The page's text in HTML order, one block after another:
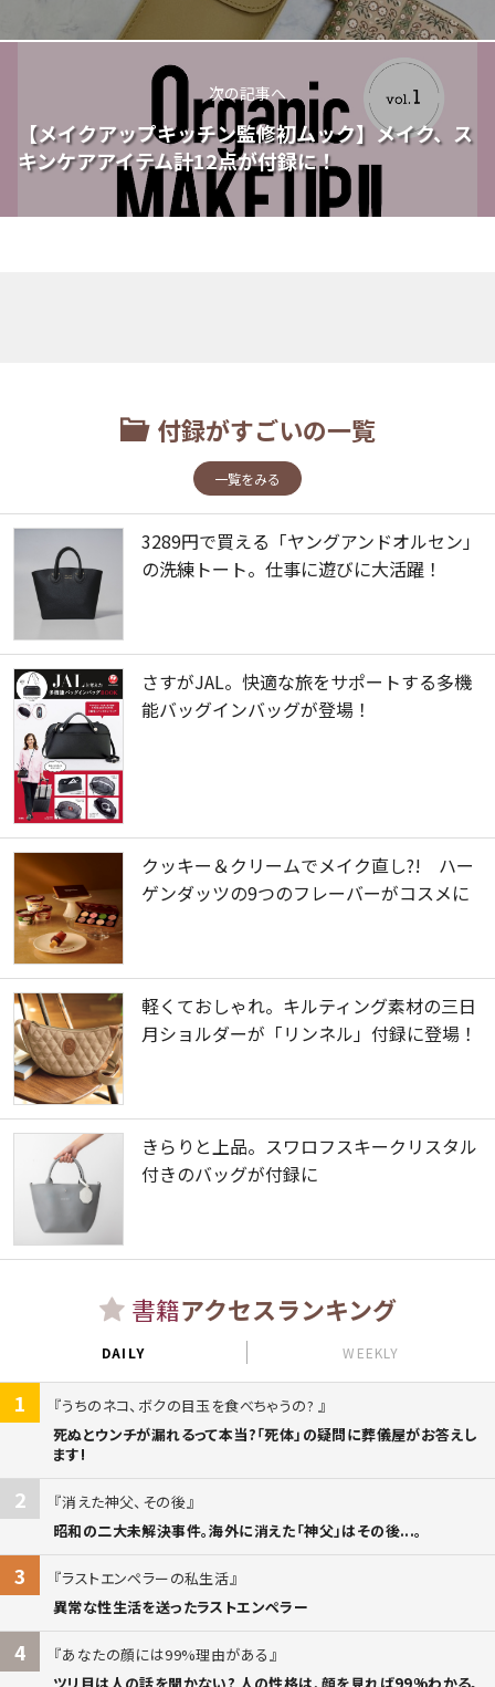
次の記事へ
【メイクアップキッチン監修初ムック】メイク、ス
キンケアアイテム計12点が付録に！
付録がすごいの一覧
一覧をみる
3289円で買える「ヤングアンドオルセン」
の洗練トート。仕事に遊びに大活躍！
さすがJAL。快適な旅をサポートする多機
能バッグインバッグが登場！
クッキー＆クリームでメイク直し?! ハー
ゲンダッツの9つのフレーバーがコスメに
軽くておしゃれ。キルティング素材の三日
月ショルダーが「リンネル」付録に登場！
きらりと上品。スワロフスキークリスタル
付きのバッグが付録に
書籍アクセスランキング
DAILY WEEKLY
1
うちのネコ、ボクの目玉を食べちゃうの?
死ぬとウンチが漏れるって本当?「死体」の疑問に葬儀屋がお答えし
ます!
2
消えた神父、その後
昭和の二大未解決事件。海外に消えた「神父」はその後...。
3
ラストエンペラーの私生活
異常な性生活を送ったラストエンペラー
4
あなたの顔には99%理由がある